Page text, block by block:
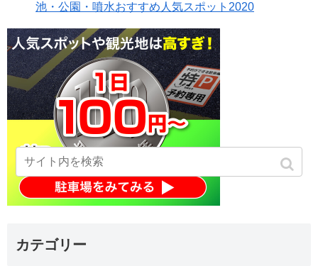
池・公園・噴水おすすめ人気スポット2020
カテゴリー